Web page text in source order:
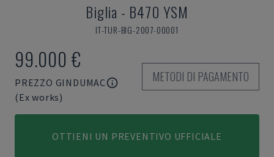
Biglia - B470 YSM
IT-TUR-BIG-2007-00001
99.000 €
PREZZO GINDUMAC
(Ex works)
METODI DI PAGAMENTO
OTTIENI UN PREVENTIVO UFFICIALE